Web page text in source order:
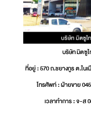
บริษัท มิตซู
ที่อยู่ : 570 ถ.ชยางกูร ต.ใน
โทรศัพท์ : ฝ่ายขาย
เวลาทำการ : จ-ส